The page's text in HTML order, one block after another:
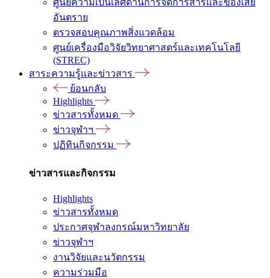
ศูนย์ความเป็นเลิศด้านการจัดการสารและของเสีย
อันตราย
ตรวจสอบคุณภาพสิ่งแวดล้อม
ศูนย์เครื่องมือวิจัยวิทยาศาสตร์และเทคโนโลยี
(STREC)
สาระความรู้และข่าวสาร
ย้อนกลับ
Highlights
ข่าวสารทั้งหมด
ข่าวจุฬาฯ
ปฏิทินกิจกรรม
ข่าวสารและกิจกรรม
Highlights
ข่าวสารทั้งหมด
ประกาศจุฬาลงกรณ์มหาวิทยาลัย
ข่าวจุฬาฯ
งานวิจัยและนวัตกรรม
ความร่วมมือ